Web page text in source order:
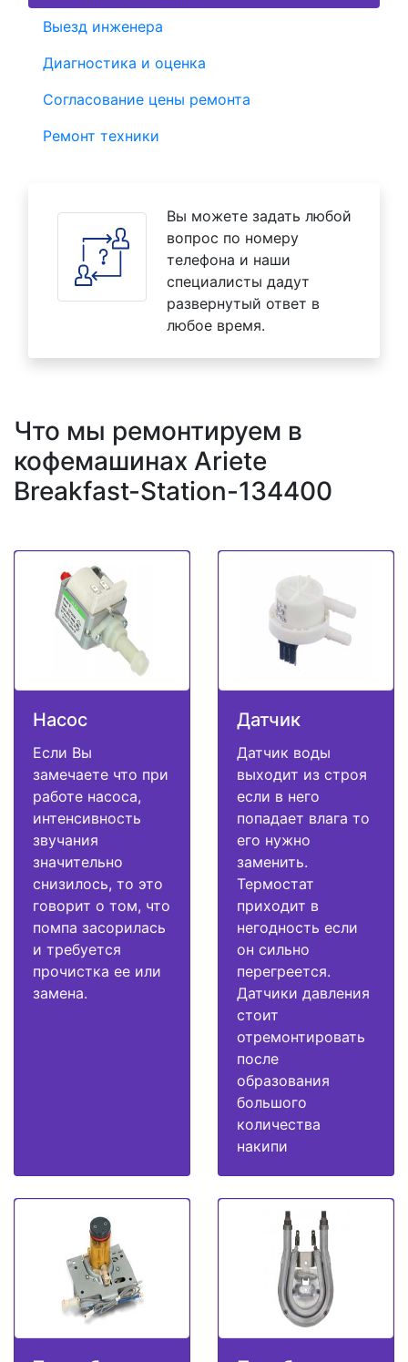
Выезд инженера
Диагностика и оценка
Согласование цены ремонта
Ремонт техники
Вы можете задать любой
вопрос по номеру
телефона и наши
специалисты дадут
развернутый ответ в
любое время.
Что мы ремонтируем в
кофемашинах Ariete
Breakfast-Station-134400
Насос
Если Вы
замечаете что при
работе насоса,
интенсивность
звучания
значительно
снизилось, то это
говорит о том, что
помпа засорилась
и требуется
прочистка ее или
замена.
Датчик
Датчик воды
выходит из строя
если в него
попадает влага то
его нужно
заменить.
Термостат
приходит в
негодность если
он сильно
перегреется.
Датчики давления
стоит
отремонтировать
после
образования
большого
количества
накипи